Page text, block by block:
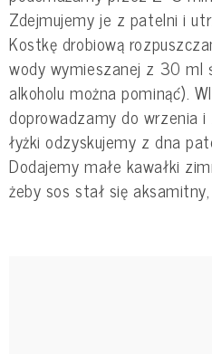
Zdejmujemy je z patelni i
Kostkę drobiową
wody wymieszanej z 30 ml
alkoholu można pominąć).
doprowadzamy do wrzenia
łyżki odzyskujemy z dna
Dodajemy małe kawałki
żeby sos stał się